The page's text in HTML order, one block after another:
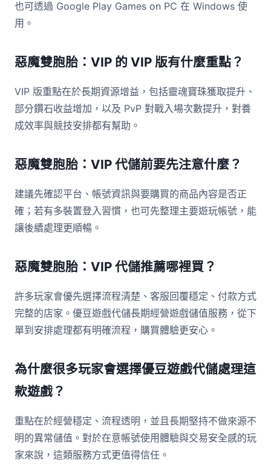
也可透過 Google Play Games on PC 在 Windows 使
用。
惡魔雙胞胎：VIP 的 VIP 版有什麼重點？
VIP 版重點在於長期資源增益，包括靈魂寶珠獲取提升、
部分鑽石收益增加，以及 PvP 對戰入場次數提升，對養
成效率與競技安排都有幫助。
惡魔雙胞胎：VIP 代儲前要先注意什麼？
建議先確認平台、帳號資訊與要購買的商品內容是否正
確；若有多裝置登入習慣，也可先整理主要遊玩帳號，能
讓後續處理更順暢。
惡魔雙胞胎：VIP 代儲推薦哪裡買？
許多玩家會優先選擇流程清楚、客服回覆穩定、付款方式
完整的店家。優豆遊戲代儲長期經營遊戲儲值服務，從下
單到安排處理都有明確流程，購買體驗更安心。
為什麼很多玩家會選擇優豆遊戲代儲處理這
款遊戲？
重點在於經營穩定、流程透明，並且長期堅持不做來源不
明的異常儲值。對於在意帳號使用體驗與交易安全感的玩
家來說，這類服務方式更值得信任。